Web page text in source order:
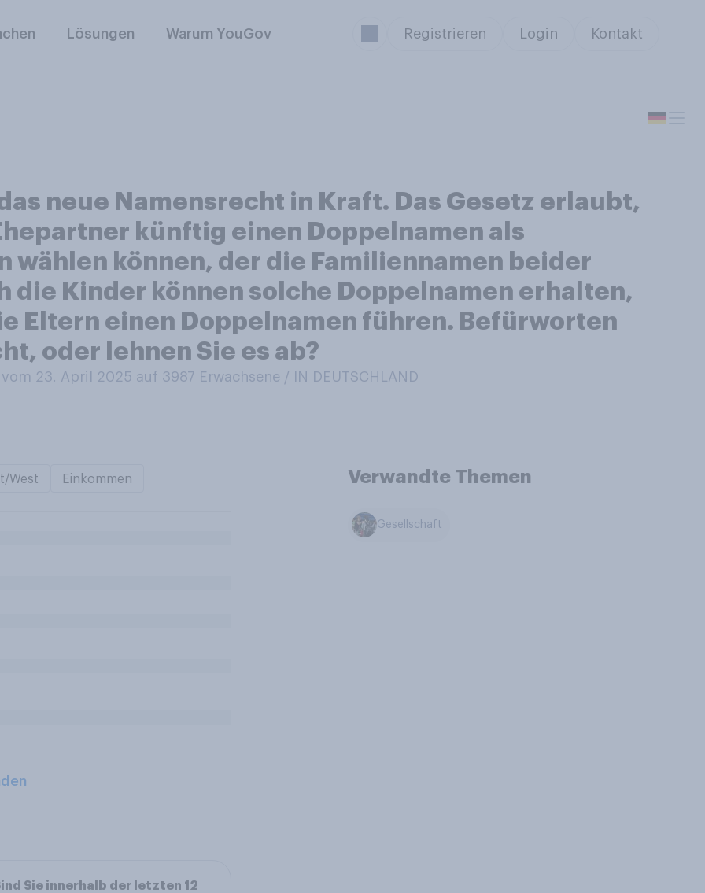
Lösungen Warum YouGov Registrieren Login Kontakt
neue Namensrecht in Kraft. Das Gesetz erlaubt,
künftig einen Doppelnamen als
wählen können, der die Familiennamen beider
die Kinder können solche Doppelnamen erhalten,
Eltern einen Doppelnamen führen. Befürworten
oder lehnen Sie es ab?
23. April 2025 auf 3987 Erwachsene / IN DEUTSCHLAND
West Einkommen Verwandte Themen
Gesellschaft
Sie innerhalb der letzten 12